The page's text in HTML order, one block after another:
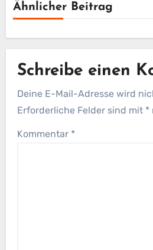
Ähnlicher Beitrag
Schreibe einen
Deine E-Mail-Adresse wird
Erforderliche Felder sind mit *
Kommentar *